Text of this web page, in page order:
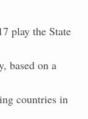
play the State
based on a
countries in